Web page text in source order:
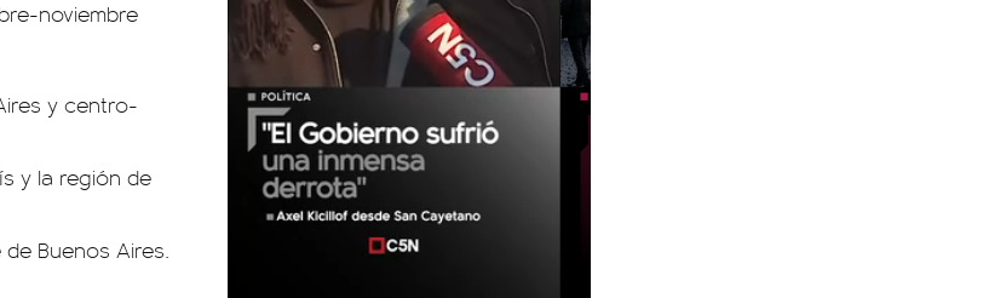
noviembre
y centro-
y la región de
Buenos Aires.